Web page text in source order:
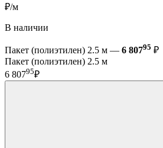
₽/м
В наличии
Пакет (полиэтилен) 2.5 м — 6 80795 ₽
Пакет (полиэтилен) 2.5 м
6 80795₽